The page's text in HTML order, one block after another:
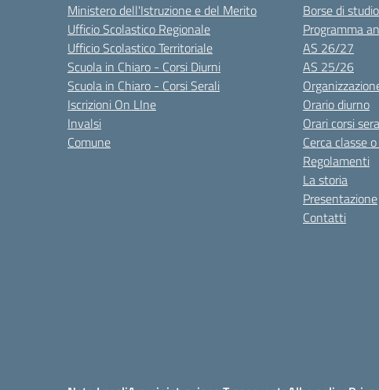
Ministero dell'Istruzione e del Merito
Ufficio Scolastico Regionale
Ufficio Scolastico Territoriale
Scuola in Chiaro - Corsi Diurni
Scuola in Chiaro - Corsi Serali
Iscrizioni On LIne
Invalsi
Comune
Borse di studio
Programma
AS 26/27
AS 25/26
Orario diurno
Orari corsi
Cerca classe
Regolamenti
La storia
Presentazione
Contatti